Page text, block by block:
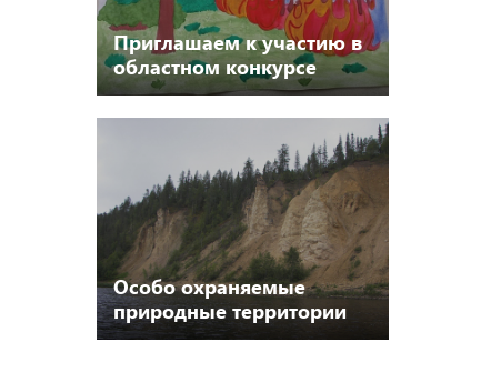
Приглашаем к участию в
областном конкурсе
«Защитим лес от пожаров
– 2025»!
Особо охраняемые
природные территории
регионального значения